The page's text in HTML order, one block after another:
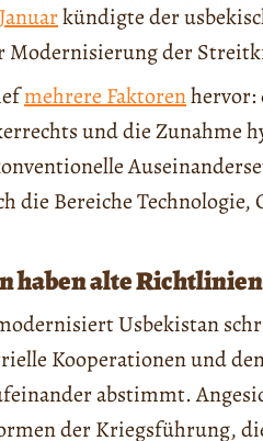
kündigte der
Modernisierung der
mehrere Faktorenhervor:
und die Zunahme
die Bereiche
haben alte
Usbekistan
Kooperationen und
abstimmt.
der Kriegsführung,